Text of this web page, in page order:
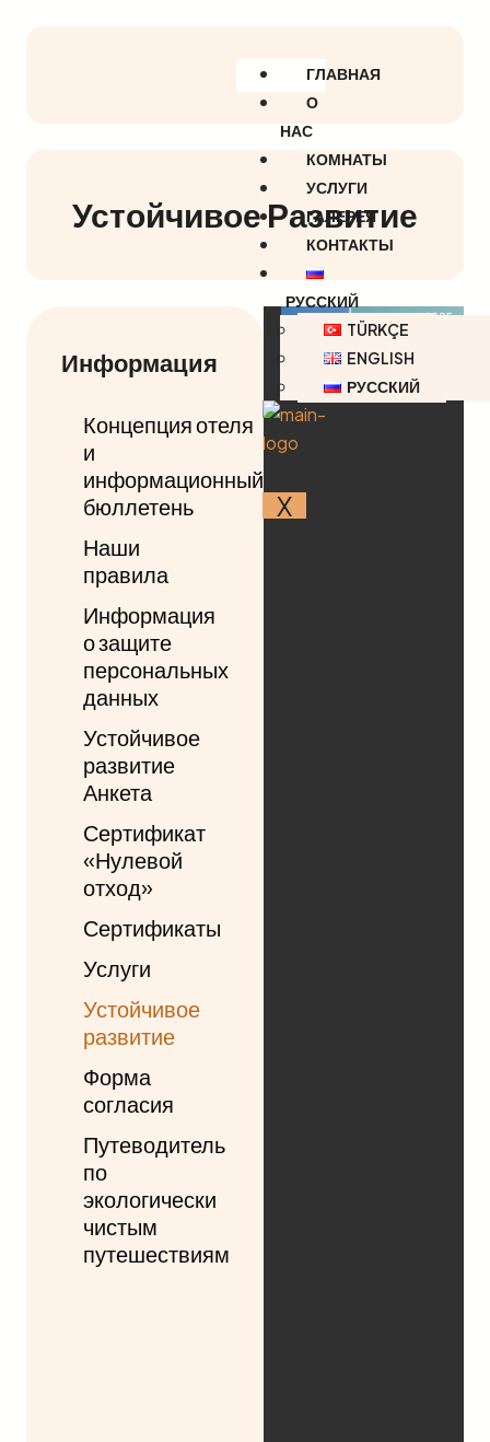
ГЛАВНАЯ
О
НАС
КОМНАТЫ
УСЛУГИ
ГАЛЕРЕЯ
КОНТАКТЫ
РУССКИЙ
TÜRKÇE
ENGLISH
РУССКИЙ
X
Устойчивое Развитие
Информация
Концепция отеля
и
информационный
бюллетень
Наши
правила
Информация
о защите
персональных
данных
Устойчивое
развитие
Анкета
Сертификат
«Нулевой
отход»
Сертификаты
Услуги
Устойчивое
развитие
Форма
согласия
Путеводитель
по
экологически
чистым
путешествиям